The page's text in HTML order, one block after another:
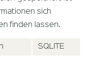
sich
finden lassen.
SQLITE